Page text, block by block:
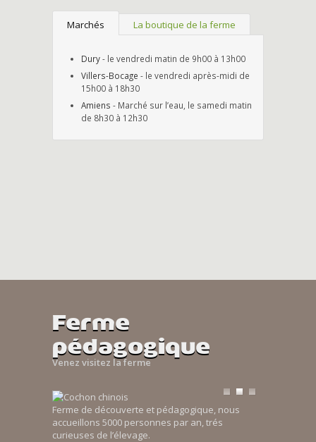
Marchés La boutique de la ferme
Dury- le vendredi matin de 9h00 à 13h00
Villers-Bocage - le vendredi après-midi de
15h00 à 18h30
Amiens - Marché sur l’eau, le samedi matin
de 8h30 à 12h30
Ferme
pédagogique
Venez visitez la ferme
Ferme de découverte et pédagogique, nous
accueillons 5000 personnes par an, trés
curieuses de l’élevage.